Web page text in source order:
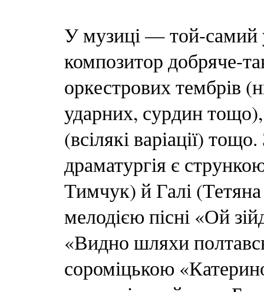
У музиці — той-самий
композитор добряче-
оркестрових тембрів
ударних, сурдин
(всілякі варіації)
драматургія є
Тимчук) й Галі
мелодією пісні «Ой
«Видно шляхи
сороміцькою